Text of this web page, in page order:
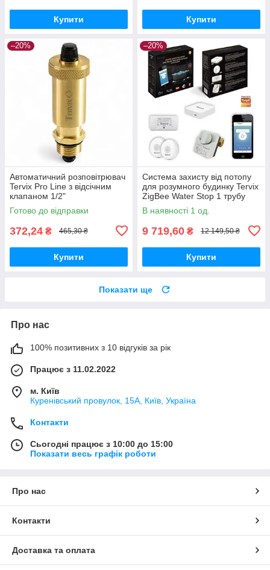
Купити Купити
–20%
Автоматичний розповітрювач
Tervix Pro Line з відсічним
клапаном 1/2"
Готово до відправки
372,24 ₴ 465,30 ₴
Купити
–20%
Система захисту від потопу
для розумного будинку Tervix
ZigBee Water Stop 1 трубу
1/2"
В наявності 1 од.
9 719,60 ₴ 12 149,50 ₴
Купити
Показати ще
Про нас
100% позитивних з 10 відгуків за рік
Працює з 11.02.2022
м. Київ
Куренівський провулок, 15А, Київ, Україна
Контакти
Сьогодні працює з 10:00 до 15:00
Показати весь графік роботи
Про нас
Контакти
Доставка та оплата